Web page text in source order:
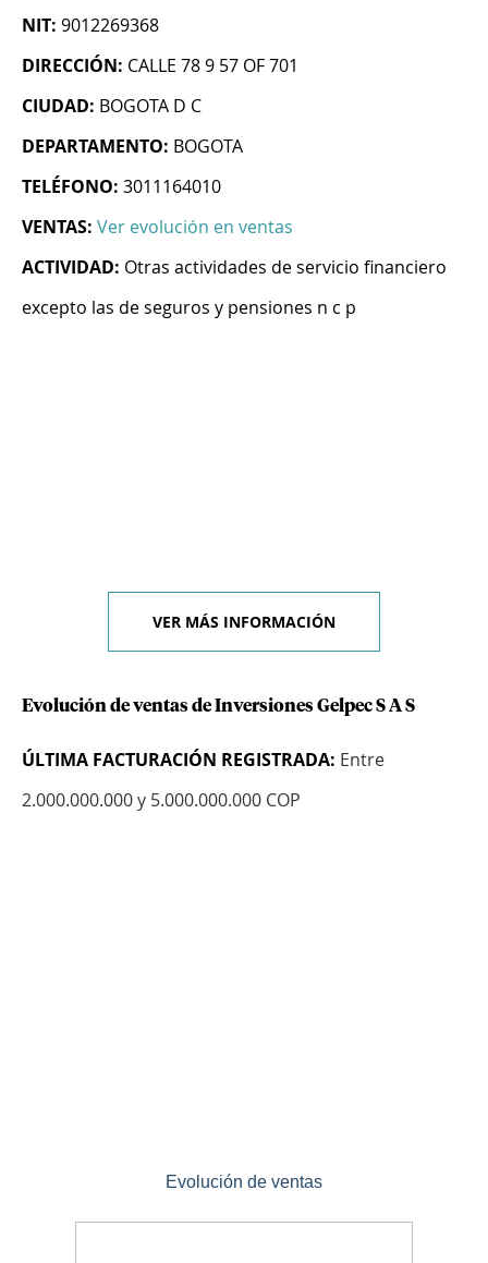
NIT: 9012269368
DIRECCIÓN: CALLE 78 9 57 OF 701
CIUDAD: BOGOTA D C
DEPARTAMENTO: BOGOTA
TELÉFONO: 3011164010
VENTAS: Ver evolución en ventas
ACTIVIDAD: Otras actividades de servicio financiero
excepto las de seguros y pensiones n c p
VER MÁS INFORMACIÓN
Evolución de ventas de Inversiones Gelpec S A S
ÚLTIMA FACTURACIÓN REGISTRADA: Entre
2.000.000.000 y 5.000.000.000 COP
Evolución de ventas